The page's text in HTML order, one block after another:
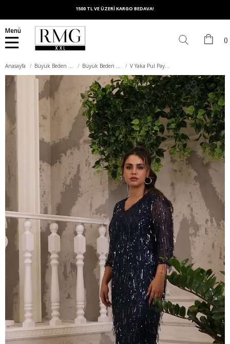
1500 TL VE ÜZERİ KARGO BEDAVA!
Menü
Anasayfa Büyük Beden Elbise Büyük Beden Abiye Elbise V Yaka Pul Payet Saçaklı Büyük Beden Lacivert Abiye Elbise